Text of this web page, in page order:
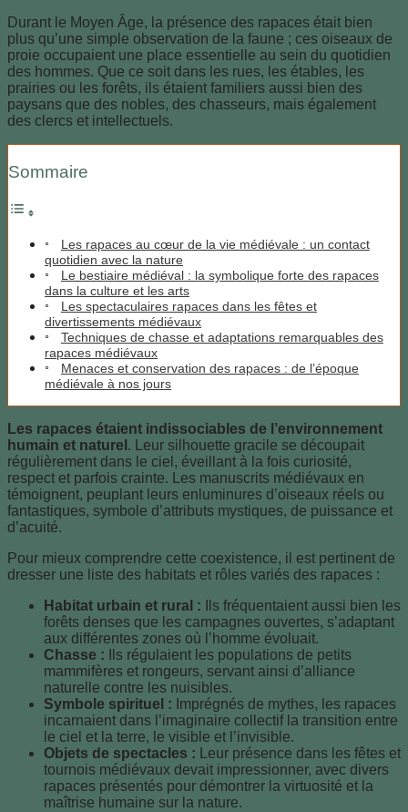
Durant le Moyen Âge, la présence des rapaces était bien
plus qu’une simple observation de la faune ; ces oiseaux de
proie occupaient une place essentielle au sein du quotidien
des hommes. Que ce soit dans les rues, les étables, les
prairies ou les forêts, ils étaient familiers aussi bien des
paysans que des nobles, des chasseurs, mais également
des clercs et intellectuels.
Sommaire
Les rapaces au cœur de la vie médiévale : un contact
quotidien avec la nature
Le bestiaire médiéval : la symbolique forte des rapaces
dans la culture et les arts
Les spectaculaires rapaces dans les fêtes et
divertissements médiévaux
Techniques de chasse et adaptations remarquables des
rapaces médiévaux
Menaces et conservation des rapaces : de l’époque
médiévale à nos jours
Les rapaces étaient indissociables de l’environnement
humain et naturel . Leur silhouette gracile se découpait
régulièrement dans le ciel, éveillant à la fois curiosité,
respect et parfois crainte. Les manuscrits médiévaux en
témoignent, peuplant leurs enluminures d’oiseaux réels ou
fantastiques, symbole d’attributs mystiques, de puissance et
d’acuité.
Pour mieux comprendre cette coexistence, il est pertinent de
dresser une liste des habitats et rôles variés des rapaces :
Habitat urbain et rural : Ils fréquentaient aussi bien les
forêts denses que les campagnes ouvertes, s’adaptant
aux différentes zones où l’homme évoluait.
Chasse : Ils régulaient les populations de petits
mammifères et rongeurs, servant ainsi d’alliance
naturelle contre les nuisibles.
Symbole spirituel : Imprégnés de mythes, les rapaces
incarnaient dans l’imaginaire collectif la transition entre
le ciel et la terre, le visible et l’invisible.
Objets de spectacles : Leur présence dans les fêtes et
tournois médiévaux devait impressionner, avec divers
rapaces présentés pour démontrer la virtuosité et la
maîtrise humaine sur la nature.